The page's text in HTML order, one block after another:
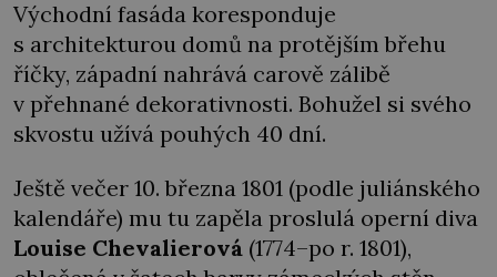
Východní fasáda koresponduje
s architekturou domů na protějším břehu
říčky, západní nahrává carově zálibě
v přehnané dekorativnosti. Bohužel si svého
skvostu užívá pouhých 40 dní.
Ještě večer 10. března 1801 (podle juliánského
kalendáře) mu tu zapěla proslulá operní diva
Louise Chevalierová (1774–po r. 1801),